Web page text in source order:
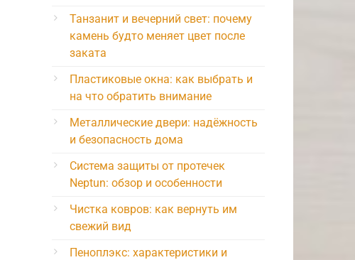
Танзанит и вечерний свет: почему
камень будто меняет цвет после
заката
Пластиковые окна: как выбрать и
на что обратить внимание
Металлические двери: надёжность
и безопасность дома
Система защиты от протечек
Neptun: обзор и особенности
Чистка ковров: как вернуть им
свежий вид
Пеноплэкс: характеристики и